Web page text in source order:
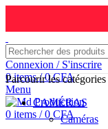
Connexion / S'inscrire
0items / 0CFA
Menu
0 items / 0 CFA
Parcourir les catégories
CAMÉRAS
Caméras